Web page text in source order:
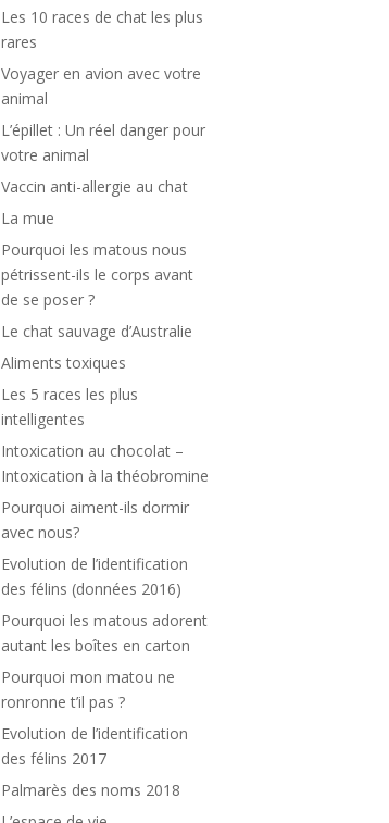
Les 10 races de chat les plus
rares
Voyager en avion avec votre
animal
L’épillet : Un réel danger pour
votre animal
Vaccin anti-allergie au chat
La mue
Pourquoi les matous nous
pétrissent-ils le corps avant
de se poser ?
Le chat sauvage d’Australie
Aliments toxiques
Les 5 races les plus
intelligentes
Intoxication au chocolat –
Intoxication à la théobromine
Pourquoi aiment-ils dormir
avec nous?
Evolution de l’identification
des félins (données 2016)
Pourquoi les matous adorent
autant les boîtes en carton
Pourquoi mon matou ne
ronronne t’il pas ?
Evolution de l’identification
des félins 2017
Palmarès des noms 2018